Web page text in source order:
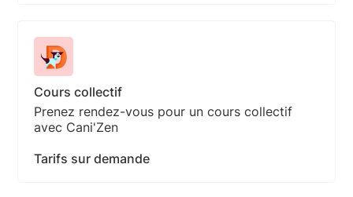
Cours collectif
Prenez rendez-vous pour un cours collectif
avec Cani'Zen
Tarifs sur demande